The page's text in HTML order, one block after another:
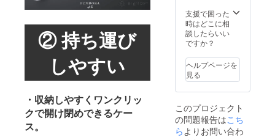
② 持ち運び
しやすい
・収納しやすくワンクリッ
クで開け閉めできるケー
ス。
ご了承
頂いた
上でご
支援頂
様お願
い致し
ます。
2021年
らオン
ライン
ショッ
支援で困った
時はどこに相
談したらいい
ですか？
ヘルプページを
見る
このプロジェクト
の問題報告はこち
らよりお問い合わ